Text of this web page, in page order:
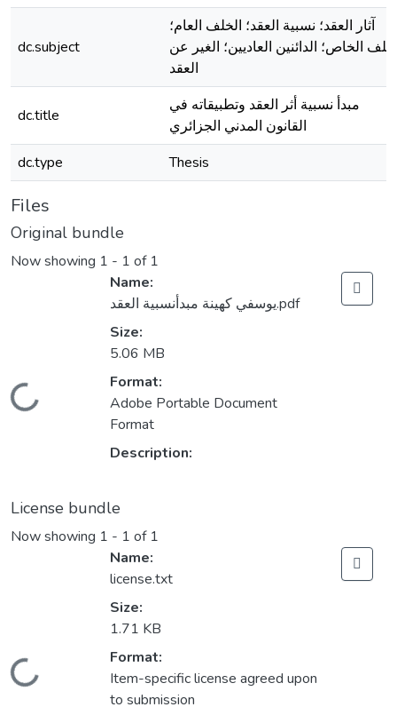
dc.subject
آثار العقد؛ نسبية العقد؛ الخلف العام؛
الخاص؛ الدائنين العاديين؛ الغير عن
العقد
dc.title
مبدأ نسبية أثر العقد وتطبيقاته في
القانون المدني الجزائري
dc.type
Thesis
Files
Original bundle
Now showing 1 - 1 of 1
Loading...
Name:
يوسفي كهينة مبدأنسبية العقد.pdf
Size:
5.06 MB
Format:
Adobe Portable Document
Format
Description:
License bundle
Now showing 1 - 1 of 1
Loading...
Name:
license.txt
Size:
1.71 KB
Format:
Item-specific license agreed upon
to submission